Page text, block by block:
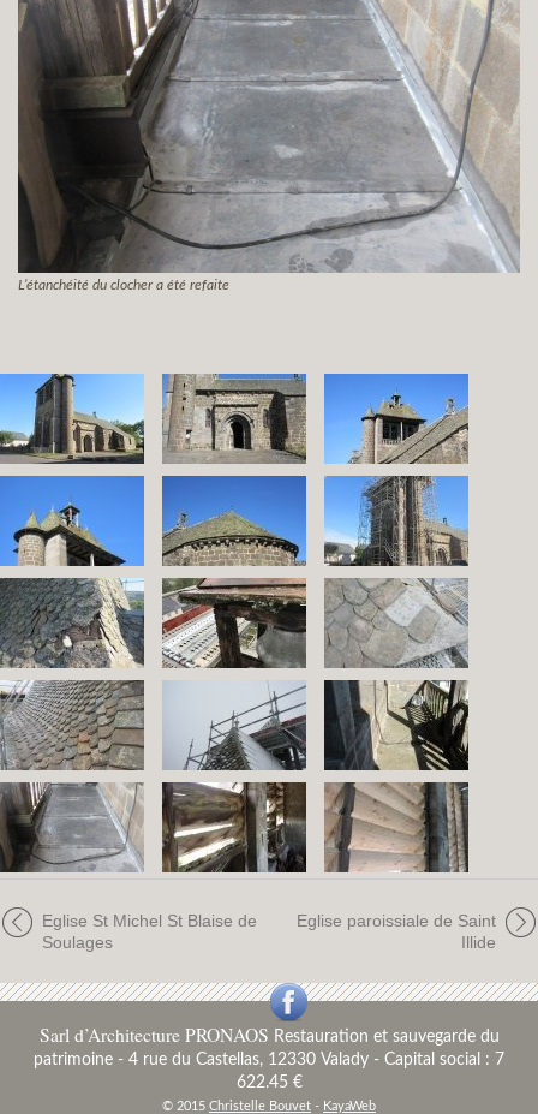
L’étanchéité du clocher a été refaite
Eglise paroissiale de Saint
Illide
Eglise St Michel St Blaise de
Soulages
Sarl d’Architecture PRONAOS Restauration et sauvegarde du
patrimoine - 4 rue du Castellas, 12330 Valady - Capital social : 7
622.45 €
© 2015 Christelle Bouvet - KayaWeb